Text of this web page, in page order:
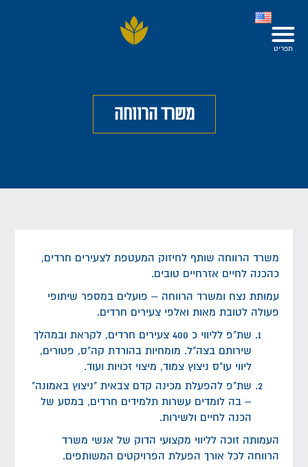
משרד הרווחה
משרד הרווחה שותף לחיזוק המעטפת לצעירים חרדים,
כהכנה לחיים אזרחיים טובים.
עמותת נצח ומשרד הרווחה – פועלים במספר שיתופי
פעולה לטובת מאות ואלפי צעירים חרדים.
שת"פ לליווי כ 400 צעירים חרדים, לקראת ובמהלך
שירותם בצה"ל. מומחיות בהורדת קה"ס, פטורים,
ליווי עו"ס ניצוץ צמוד, מיצוי זכויות ועוד.
שת"פ להפעלת מכינה קדם צבאית "ניצוץ באמונה"
– בה לומדים עשרות תלמידים חרדים, במסע של
הכנה לחיים ולשירות.
העמותה זוכה לליווי מקצועי הדוק של אנשי משרד
הרווחה לכל אורך הפעלת הפרויקטים המשותפים.